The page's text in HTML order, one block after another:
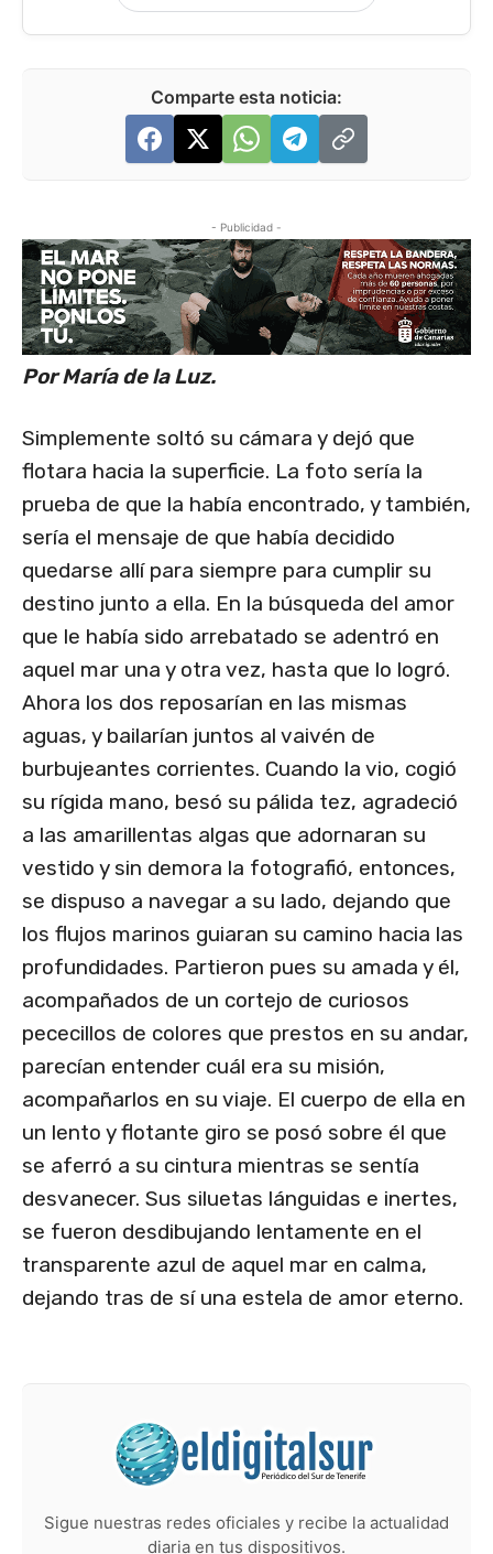
Comparte esta noticia:
- Publicidad -
Por María de la Luz.
Simplemente soltó su cámara y dejó que
flotara hacia la superficie. La foto sería la
prueba de que la había encontrado, y también,
sería el mensaje de que había decidido
quedarse allí para siempre para cumplir su
destino junto a ella. En la búsqueda del amor
que le había sido arrebatado se adentró en
aquel mar una y otra vez, hasta que lo logró.
Ahora los dos reposarían en las mismas
aguas, y bailarían juntos al vaivén de
burbujeantes corrientes. Cuando la vio, cogió
su rígida mano, besó su pálida tez, agradeció
a las amarillentas algas que adornaran su
vestido y sin demora la fotografió, entonces,
se dispuso a navegar a su lado, dejando que
los flujos marinos guiaran su camino hacia las
profundidades. Partieron pues su amada y él,
acompañados de un cortejo de curiosos
pececillos de colores que prestos en su andar,
parecían entender cuál era su misión,
acompañarlos en su viaje. El cuerpo de ella en
un lento y flotante giro se posó sobre él que
se aferró a su cintura mientras se sentía
desvanecer. Sus siluetas lánguidas e inertes,
se fueron desdibujando lentamente en el
transparente azul de aquel mar en calma,
dejando tras de sí una estela de amor eterno.
Sigue nuestras redes oficiales y recibe la actualidad
diaria en tus dispositivos.